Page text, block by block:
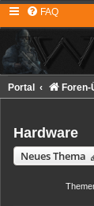
FAQ
Portal
Hardware
Neues Thema